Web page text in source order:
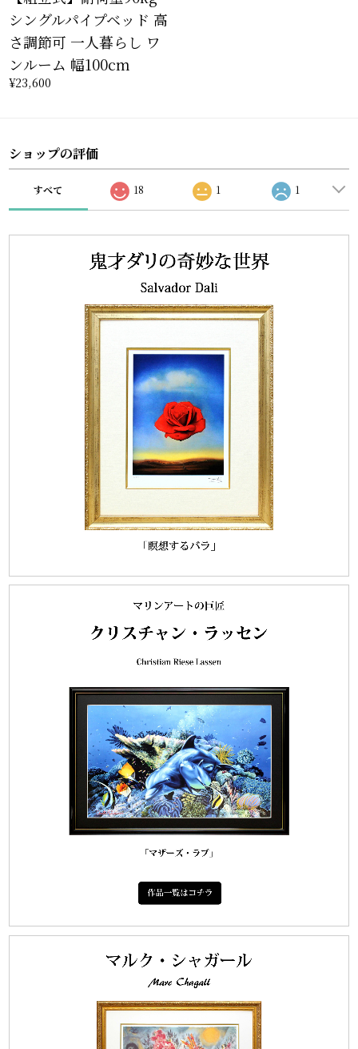
シングルパイプベッド 高
さ調節可 一人暮らし ワ
ンルーム 幅100cm
¥23,600
ショップの評価
すべて 18 1 1